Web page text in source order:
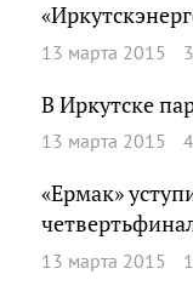
13 марта 2015
В Иркутске
13 марта 2015
«Ермак»
13 марта 2015